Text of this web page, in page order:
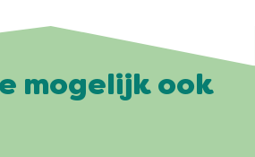
mogelijk ook